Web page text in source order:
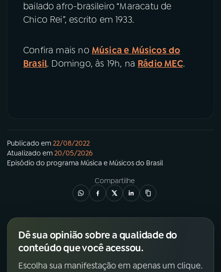
bailado afro-brasileiro “Maracatu de
Chico Rei”, escrito em 1933.
Confira mais no Música e Músicos do
Brasil. Domingo, às 19h, na Rádio MEC.
Publicado em22/08/2022
Atualizado em20/05/2026
Episódio do programa Música e Músicos do Brasil
Compartilhe
Dê sua opinião sobre a qualidade do
conteúdo que você acessou.
Escolha sua manifestação em apenas um clique.